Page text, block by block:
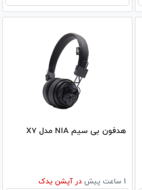
هدفون بی سیم NIA مدل X7
1 ساعت پیش در آپشن یدک